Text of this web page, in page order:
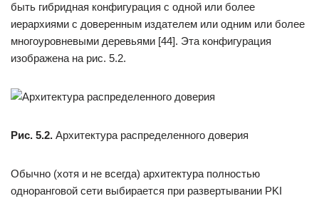
быть гибридная конфигурация с одной или более
иерархиями с доверенным издателем или одним или более
многоуровневыми деревьями [44]. Эта конфигурация
изображена на рис. 5.2.
Рис. 5.2. Архитектура распределенного доверия
Обычно (хотя и не всегда) архитектура полностью
одноранговой сети выбирается при развертывании PKI